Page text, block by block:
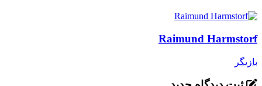
Raimund Harmstorf
بازیگر